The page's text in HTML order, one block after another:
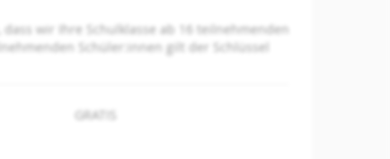
wir Ihre Schulklasse ab 16 teilnehmenden
Schüler:innen gilt der Schlüssel
GRATIS